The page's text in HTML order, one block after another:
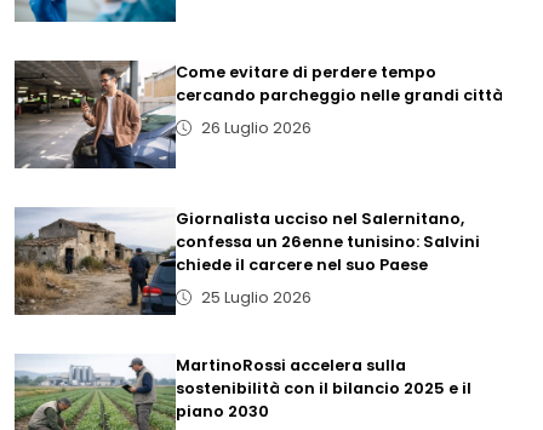
Come evitare di perdere tempo
cercando parcheggio nelle grandi città
26 Luglio 2026
Giornalista ucciso nel Salernitano,
confessa un 26enne tunisino: Salvini
chiede il carcere nel suo Paese
25 Luglio 2026
MartinoRossi accelera sulla
sostenibilità con il bilancio 2025 e il
piano 2030